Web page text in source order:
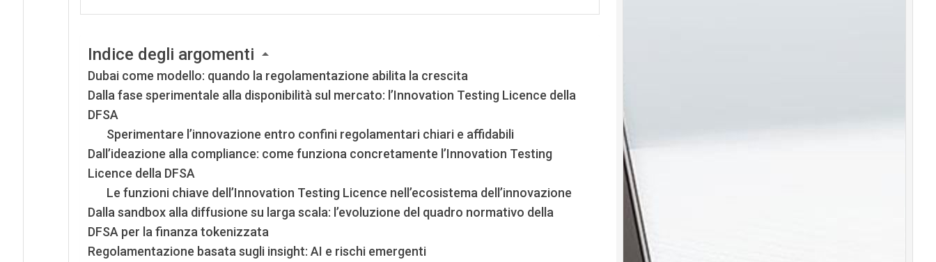
Indice degli argomenti
Dubai come modello: quando la regolamentazione abilita la crescita
Dalla fase sperimentale alla disponibilità sul mercato: l’Innovation Testing Licence della
DFSA
Sperimentare l’innovazione entro confini regolamentari chiari e affidabili
Dall’ideazione alla compliance: come funziona concretamente l’Innovation Testing
Licence della DFSA
Le funzioni chiave dell’Innovation Testing Licence nell’ecosistema dell’innovazione
Dalla sandbox alla diffusione su larga scala: l’evoluzione del quadro normativo della
DFSA per la finanza tokenizzata
Regolamentazione basata sugli insight: AI e rischi emergenti